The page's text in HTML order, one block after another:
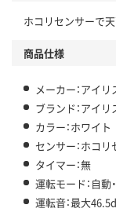
ホコリセンサーで
商品仕様
メーカー：アイ
ブランド：アイ
カラー：ホワイト
センサー：ホコリ
タイマー：無
運転モード：自動
運転音：最大